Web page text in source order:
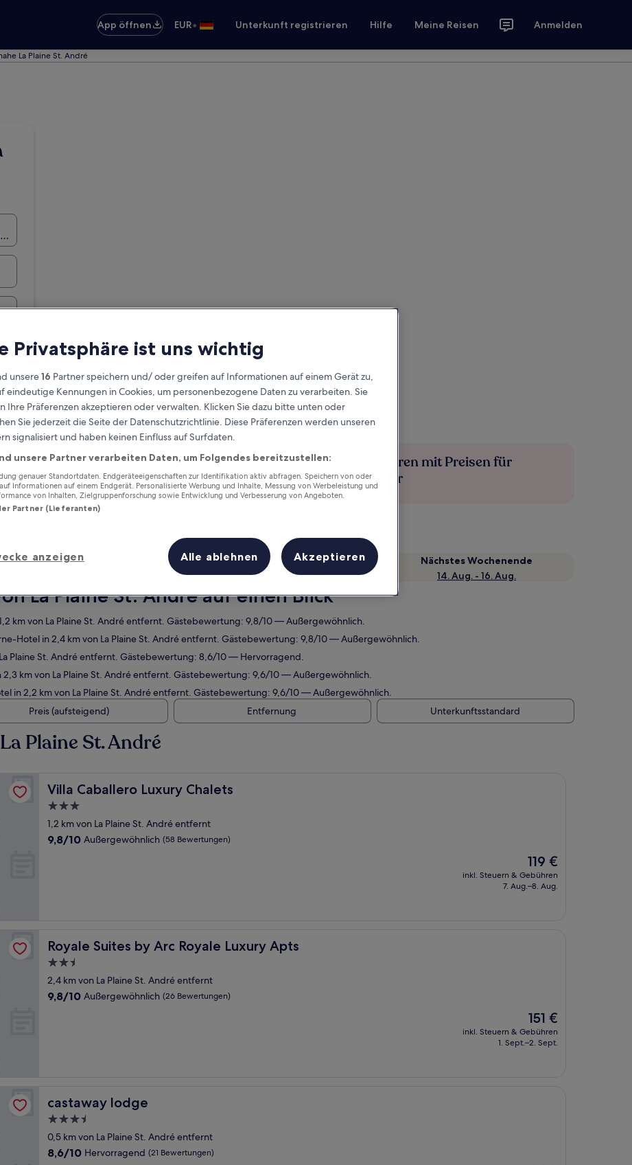
App öffnen EUR• Unterkunft registrieren Hilfe Meine Reisen Anmelden
La Plaine St. André
Verdiene Prämien für jede
wahrgenommene Übernachtung
Mehr sparen mit Preisen für
Mitglieder
Morgen
Dieses Wochenende
7. Aug. - 9. Aug.
Nächstes Wochenende
14. Aug. - 16. Aug.
La Plaine St. André auf einen Blick
km von La Plaine St. André entfernt. Gästebewertung: 9,8/10 — Außergewöhnlich.
Hotel in 2,4 km von La Plaine St. André entfernt. Gästebewertung: 9,8/10 — Außergewöhnlich.
Plaine St. André entfernt. Gästebewertung: 8,6/10 — Hervorragend.
km von La Plaine St. André entfernt. Gästebewertung: 9,6/10 — Außergewöhnlich.
in 2,2 km von La Plaine St. André entfernt. Gästebewertung: 9,6/10 — Außergewöhnlich.
Preis (aufsteigend) Entfernung Unterkunftsstandard
Plaine St. André
Villa Caballero Luxury Chalets
Villa Caballero Luxury Chalets
3.0-
Sterne-
Unterkunft
1,2 km von La Plaine St. André entfernt
9.8
9,8/10 Außergewöhnlich (58 Bewertungen)
Der
Preis
beträgt
119 €
inkl. Steuern & Gebühren
7. Aug.–8. Aug.
Royale Suites by Arc Royale Luxury Apts
Royale Suites by Arc Royale Luxury Apts
2.5-
Sterne-
Unterkunft
2,4 km von La Plaine St. André entfernt
9.8
9,8/10 Außergewöhnlich (26 Bewertungen)
Der
Preis
beträgt
151 €
inkl. Steuern & Gebühren
1. Sept.–2. Sept.
castaway lodge
castaway lodge
3.5-
Sterne-
Unterkunft
0,5 km von La Plaine St. André entfernt
8.6
8,6/10 Hervorragend (21 Bewertungen)
Privatsphäre ist uns wichtig
unsere16 Partner speichern und/ oder greifen auf Informationen auf einem Gerät zu,
eindeutige Kennungen in Cookies, um personenbezogene Daten zu verarbeiten. Sie
Ihre Präferenzen akzeptieren oder verwalten. Klicken Sie dazu bitte unten oder
Sie jederzeit die Seite der Datenschutzrichtlinie. Diese Präferenzen werden unseren
signalisiert und haben keinen Einfluss auf Surfdaten.
unsere Partner verarbeiten Daten, um Folgendes bereitzustellen:
genauer Standortdaten. Endgeräteeigenschaften zur Identifikation aktiv abfragen. Speichern von oder
Informationen auf einem Endgerät. Personalisierte Werbung und Inhalte, Messung von Werbeleistung und
von Inhalten, Zielgruppenforschung sowie Entwicklung und Verbesserung von Angeboten.
Partner (Lieferanten)
anzeigen Alle ablehnen Akzeptieren